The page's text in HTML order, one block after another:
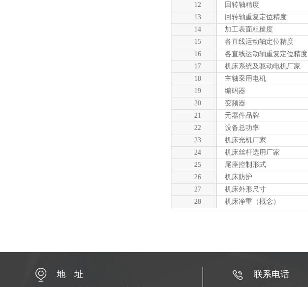
12
13
14
15
16
17
18
19
20
21
22
23
24
25
26
27
28
回转轴精度
回转轴重复定位精度
加工表面粗糙度
各直线运动轴定位精度
各直线运动轴重复定位精度
机床系统及驱动电机厂家
主轴采用电机
编码器
变频器
元器件品牌
设备总功率
机床光机厂家
机床丝杆选用厂家
尾座控制形式
机床防护
机床外形尺寸
机床净重（概念）
地 址 联系电话